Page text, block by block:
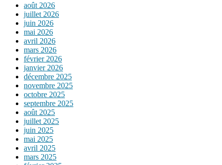
août 2026
juillet 2026
juin 2026
mai 2026
avril 2026
mars 2026
février 2026
janvier 2026
décembre 2025
novembre 2025
octobre 2025
septembre 2025
août 2025
juillet 2025
juin 2025
mai 2025
avril 2025
mars 2025